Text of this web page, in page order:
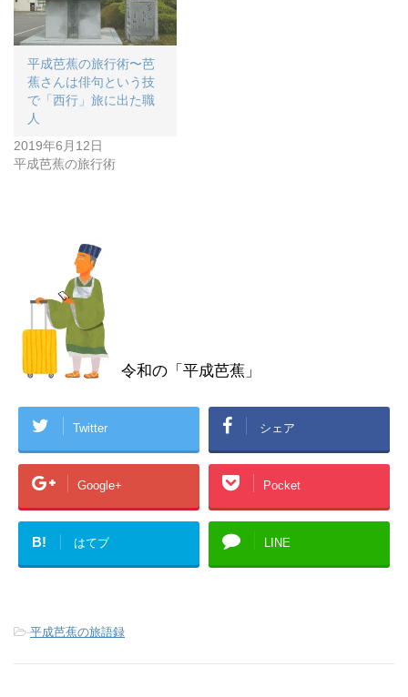
平成芭蕉の旅行術〜芭
蕉さんは俳句という技
で「西行」旅に出た職
人
2019年6月12日
平成芭蕉の旅行術
令和の「平成芭蕉」
Twitter シェア
Google+ Pocket
B! はてブ LINE
-平成芭蕉の旅語録